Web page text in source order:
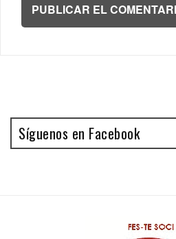
Síguenos en Facebook